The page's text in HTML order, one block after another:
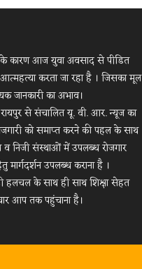
के कारण आज युवा अवसाद से पीडित
करता जा रहा है । जिसका मूल
जानकारी का अभाव।
से संचालित यू. वी. आर. न्यूज का
को समाप्त करने की पहल के साथ
निजी संस्थाओं में उपलब्ध रोजगार
मार्गदर्शन उपलब्ध कराना है ।
हलचल के साथ ही साथ शिक्षा सेहत
आप तक पहुंचाना है।